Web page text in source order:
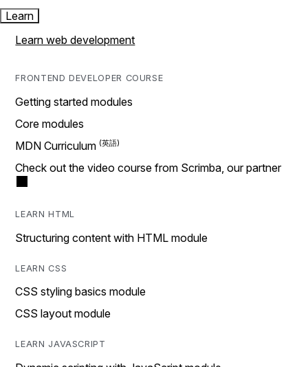
Learn
Learn web development
FRONTEND DEVELOPER COURSE
Getting started modules
Core modules
MDN Curriculum
Check out the video course from Scrimba, our partner
LEARN HTML
Structuring content with HTML module
LEARN CSS
CSS styling basics module
CSS layout module
LEARN JAVASCRIPT